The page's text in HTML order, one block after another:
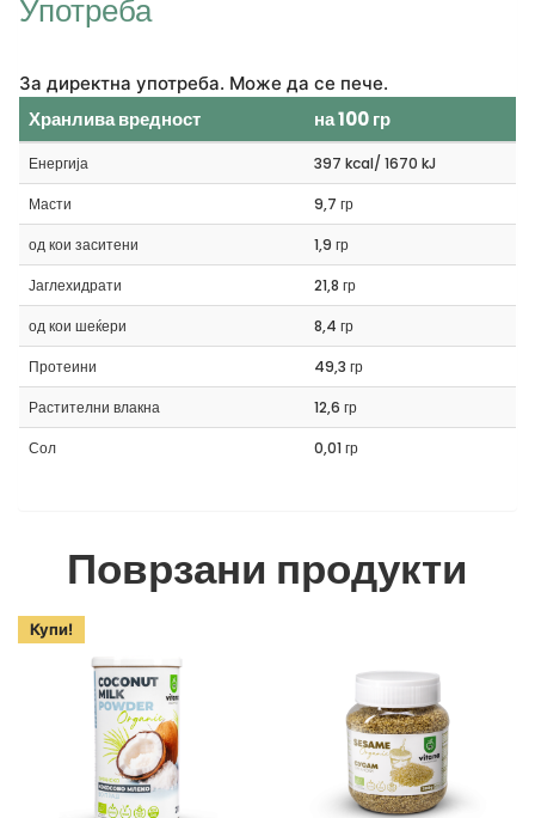
Употреба
За директна употреба. Може да се пече.
Хранлива вредност на 100 гр
Енергија
397 kcal/ 1670 kJ
Масти
9,7 гр
од кои заситени
1,9 гр
Јаглехидрати
21,8 гр
од кои шеќери
8,4 гр
Протеини
49,3 гр
Растителни влакна
12,6 гр
Сол
0,01 гр
Поврзани продукти
Купи!